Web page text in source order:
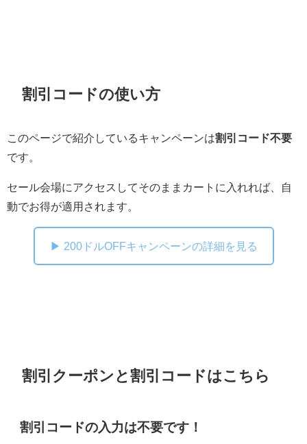
割引コードの使い方
このページで紹介しているキャンペーンは割引コード不要
です。
セール会場にアクセスしてそのままカートに入れれば、自
動でお得が適用されます。
▶ 200ドルOFFキャンペーンの詳細を見る
割引クーポンと割引コードはこちら
割引コードの入力は不要です！